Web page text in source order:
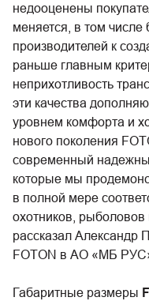
недооценены
меняется, в том числе
производителей к
раньше главным
неприхотливость
эти качества
уровнем комфорта и
нового поколения
современный
которые мы
в полной мере
охотников,
рассказал Александр
FOTON в АО «МБ
Габаритные размеры